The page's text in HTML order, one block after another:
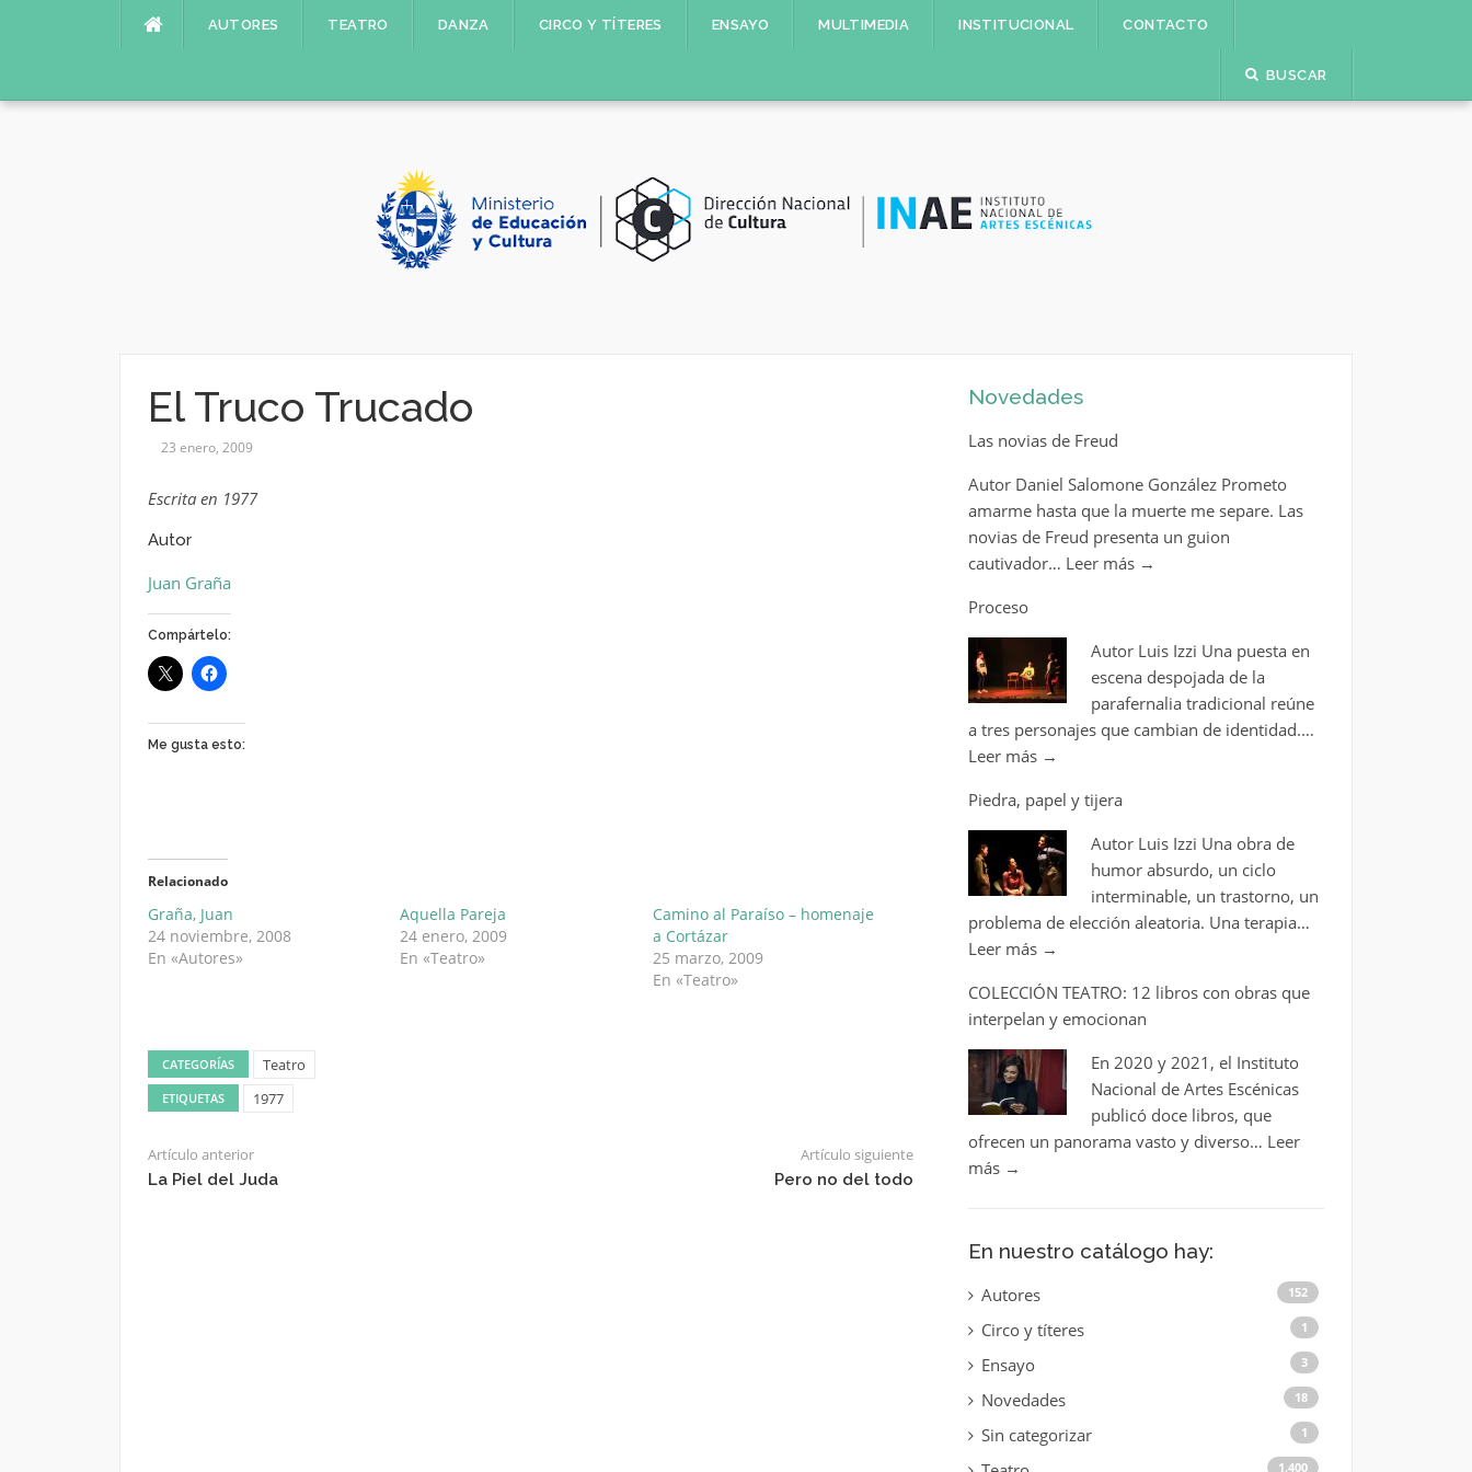
AUTORES TEATRO DANZA CIRCO Y TÍTERES ENSAYO MULTIMEDIA INSTITUCIONAL CONTACTO
BUSCAR
El Truco Trucado
23 enero, 2009
Escrita en 1977
Autor
Juan Graña
Compártelo:
Me gusta esto:
Relacionado
Graña, Juan
24 noviembre, 2008
En «Autores»
Aquella Pareja
24 enero, 2009
En «Teatro»
Camino al Paraíso – homenaje
a Cortázar
25 marzo, 2009
En «Teatro»
CATEGORÍAS Teatro
ETIQUETAS 1977
Artículo anterior
La Piel del Juda
Artículo siguiente
Pero no del todo
Novedades
Las novias de Freud
Autor Daniel Salomone González Prometo
amarme hasta que la muerte me separe. Las
novias de Freud presenta un guion
cautivador… Leer más →
Proceso
Autor Luis Izzi Una puesta en
escena despojada de la
parafernalia tradicional reúne
a tres personajes que cambian de identidad.…
Leer más →
Piedra, papel y tijera
Autor Luis Izzi Una obra de
humor absurdo, un ciclo
interminable, un trastorno, un
problema de elección aleatoria. Una terapia…
Leer más →
COLECCIÓN TEATRO: 12 libros con obras que
interpelan y emocionan
En 2020 y 2021, el Instituto
Nacional de Artes Escénicas
publicó doce libros, que
ofrecen un panorama vasto y diverso… Leer
más →
En nuestro catálogo hay:
Autores 152
Circo y títeres 1
Ensayo 3
Novedades 18
Sin categorizar 1
1.400